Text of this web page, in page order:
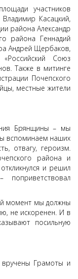
участников
Касацкий,
района Александр
района Геннадий
Андрей Щербаков,
«Российский Союз
Также в митинге
Почепского
местные жители
Брянщины – мы
вспоминаем наших
отвагу, героизм.
района и
и решил
момент мы должны
не искоренен. И в
посильную
Грамоты и